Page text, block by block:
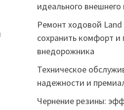
идеального
Ремонт ходовой Land
сохранить комфорт и
внедорожника
Техническое
надежности и
Чернение резины: